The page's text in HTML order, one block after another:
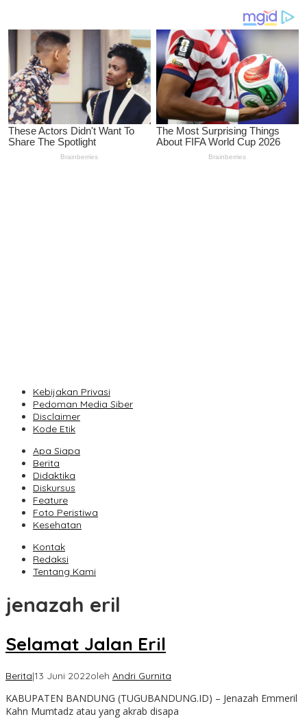
Kebijakan Privasi
Pedoman Media Siber
Disclaimer
Kode Etik
Apa Siapa
Berita
Didaktika
Diskursus
Feature
Foto Peristiwa
Kesehatan
Kontak
Redaksi
Tentang Kami
jenazah eril
Selamat Jalan Eril
Berita|13 Juni 2022oleh Andri Gurnita
KABUPATEN BANDUNG (TUGUBANDUNG.ID) – Jenazah Emmeril
Kahn Mumtadz atau yang akrab disapa